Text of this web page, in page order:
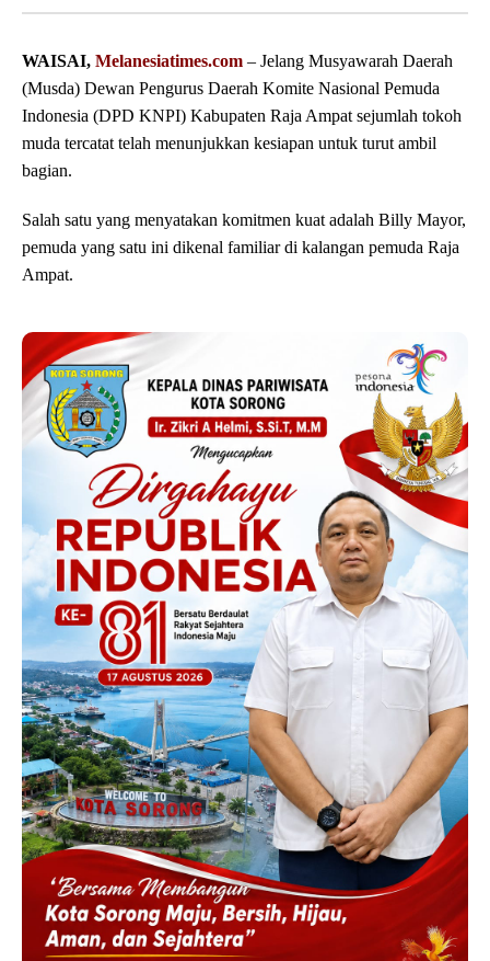
WAISAI, Melanesiatimes.com – Jelang Musyawarah Daerah
(Musda) Dewan Pengurus Daerah Komite Nasional Pemuda
Indonesia (DPD KNPI) Kabupaten Raja Ampat sejumlah tokoh
muda tercatat telah menunjukkan kesiapan untuk turut ambil
bagian.
Salah satu yang menyatakan komitmen kuat adalah Billy Mayor,
pemuda yang satu ini dikenal familiar di kalangan pemuda Raja
Ampat.